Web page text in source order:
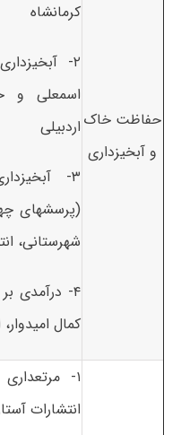
حفاظت خاک
و آبخیزداری
کرمانشاه
۲-
اسمعلی و
اردبیلی
۳-
(پرسشهای
شهرستانی،
۴- درآمدی
کمال
۱-
انتشارات